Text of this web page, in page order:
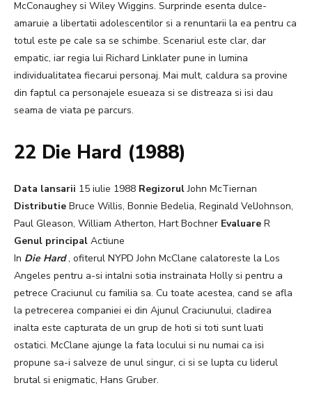
McConaughey si Wiley Wiggins. Surprinde esenta dulce-
amaruie a libertatii adolescentilor si a renuntarii la ea pentru ca
totul este pe cale sa se schimbe. Scenariul este clar, dar
empatic, iar regia lui Richard Linklater pune in lumina
individualitatea fiecarui personaj. Mai mult, caldura sa provine
din faptul ca personajele esueaza si se distreaza si isi dau
seama de viata pe parcurs.
22 Die Hard (1988)
Data lansarii 15 iulie 1988 RegizorulJohn McTiernan
Distributie Bruce Willis, Bonnie Bedelia, Reginald VelJohnson,
Paul Gleason, William Atherton, Hart Bochner Evaluare R
Genul principal Actiune
In Die Hard, ofiterul NYPD John McClane calatoreste la Los
Angeles pentru a-si intalni sotia instrainata Holly si pentru a
petrece Craciunul cu familia sa. Cu toate acestea, cand se afla
la petrecerea companiei ei din Ajunul Craciunului, cladirea
inalta este capturata de un grup de hoti si toti sunt luati
ostatici. McClane ajunge la fata locului si nu numai ca isi
propune sa-i salveze de unul singur, ci si se lupta cu liderul
brutal si enigmatic, Hans Gruber.